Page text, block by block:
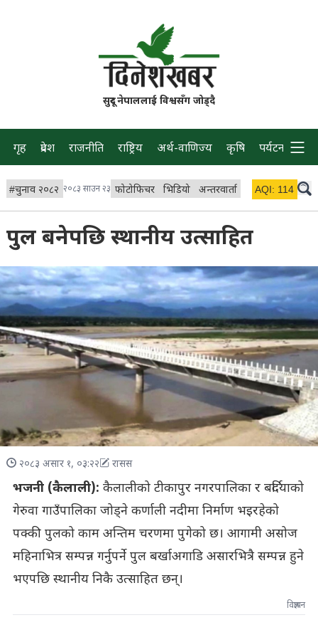
सुदूर नेपाललाई विश्वसँग जोड्दै
गृह प्रदेश राजनीति राष्ट्रिय अर्थ-वाणिज्य कृषि पर्यटन प्रवास
#चुनाव २०८२ २०८३ साउन २३ फोटोफिचर भिडियो अन्तरवार्ता विचार/ब्लग
AQI: 114
पुल बनेपछि स्थानीय उत्साहित
२०८३ असार १, ०३:२२ रासस
भजनी (कैलाली): कैलालीको टीकापुर नगरपालिका र बर्दियाको
गेरुवा गाउँपालिका जोड्ने कर्णाली नदीमा निर्माण भइरहेको
पक्की पुलको काम अन्तिम चरणमा पुगेको छ। आगामी असोज
महिनाभित्र सम्पन्न गर्नुपर्ने पुल बर्खाअगाडि असारभित्रै सम्पन्न हुने
भएपछि स्थानीय निकै उत्साहित छन्।
विज्ञापन